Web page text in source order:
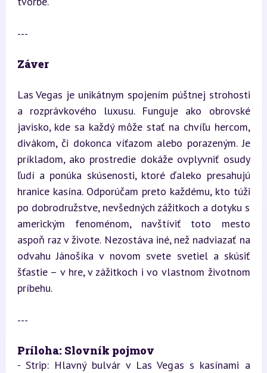
---
Záver
Las Vegas je unikátnym spojením púštnej strohosti
a rozprávkového luxusu. Funguje ako obrovské
javisko, kde sa každý môže stať na chvíľu hercom,
divákom, či dokonca víťazom alebo porazeným. Je
príkladom, ako prostredie dokáže ovplyvniť osudy
ľudí a ponúka skúsenosti, ktoré ďaleko presahujú
hranice kasína. Odporúčam preto každému, kto túži
po dobrodružstve, nevšedných zážitkoch a dotyku s
americkým fenoménom, navštíviť toto mesto
aspoň raz v živote. Nezostáva iné, než nadviazať na
odvahu Jánošíka v novom svete svetiel a skúsiť
šťastie – v hre, v zážitkoch i vo vlastnom životnom
príbehu.
---
Príloha: Slovník pojmov
- Strip: Hlavný bulvár v Las Vegas s kasínami a